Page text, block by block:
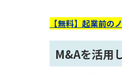
【無料】起業前の
M&Aを活用